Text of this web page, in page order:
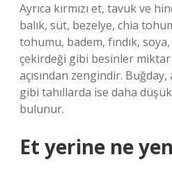
Ayrıca kırmızı et, tavuk ve
balık, süt, bezelye, chia
tohumu, badem, fındık,
çekirdeği gibi besinler
açısından zengindir.
gibi tahıllarda ise daha
bulunur.
Et yerine ne